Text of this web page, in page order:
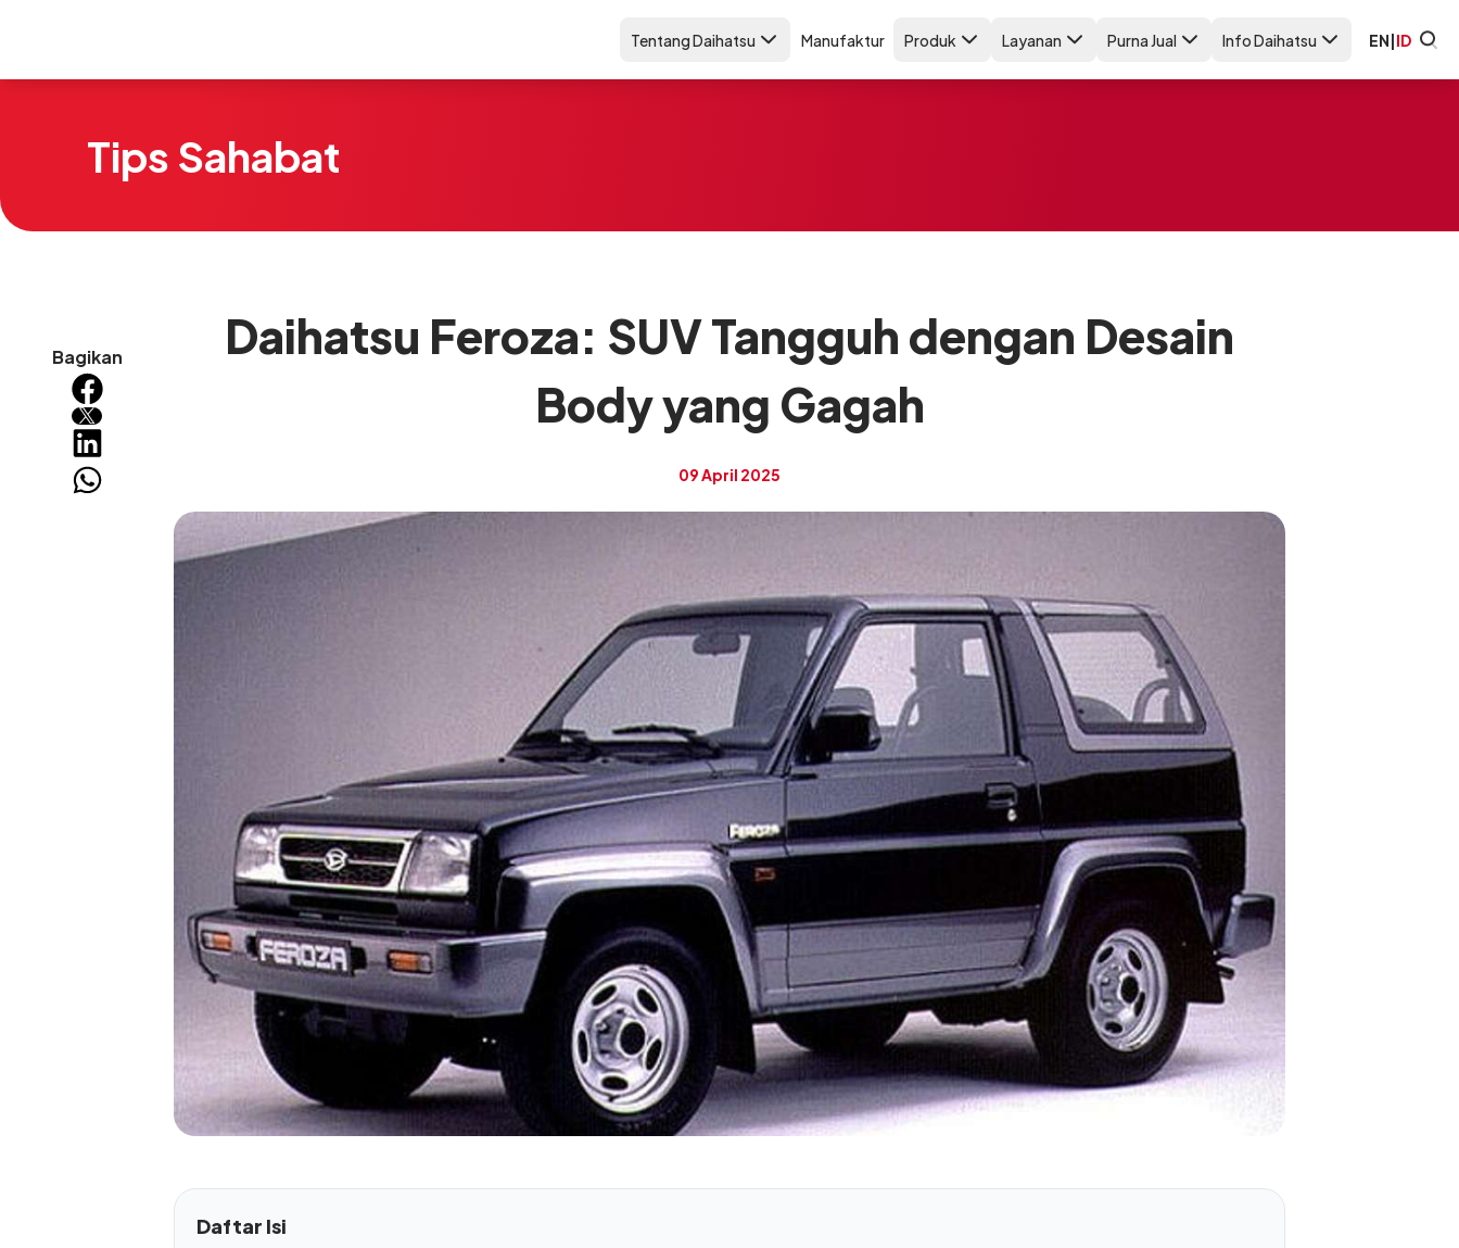
Tentang Daihatsu Manufaktur Produk Layanan Purna Jual Info Daihatsu EN|ID
Tips Sahabat
Bagikan
Daihatsu Feroza: SUV Tangguh dengan Desain
Body yang Gagah
09 April 2025
Daftar Isi